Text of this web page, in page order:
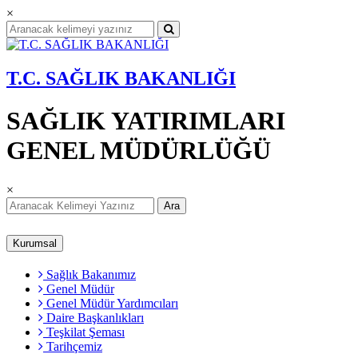
×
T.C. SAĞLIK BAKANLIĞI
SAĞLIK YATIRIMLARI
GENEL MÜDÜRLÜĞÜ
×
Ara
Kurumsal
Sağlık Bakanımız
Genel Müdür
Genel Müdür Yardımcıları
Daire Başkanlıkları
Teşkilat Şeması
Tarihçemiz